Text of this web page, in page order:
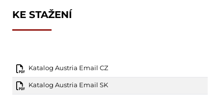
KE STAŽENÍ
Katalog Austria Email CZ
Katalog Austria Email SK